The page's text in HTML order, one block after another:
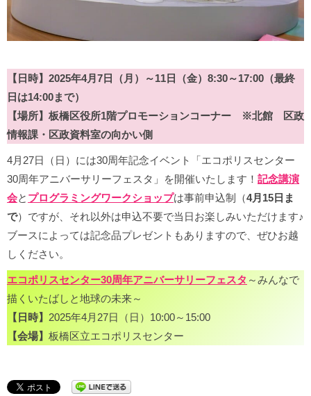
【日時】2025年4月7日（月）～11日（金）8:30～17:00（最終
日は14:00まで）
【場所】板橋区役所1階プロモーションコーナー ※北館 区政
情報課・区政資料室の向かい側
4月27日（日）には30周年記念イベント「エコポリスセンター
30周年アニバーサリーフェスタ」を開催いたします！ 記念講演
会と プログラミングワークショップは事前申込制（4月15日ま
で）ですが、それ以外は申込不要で当日お楽しみいただけます♪
ブースによっては記念品プレゼントもありますので、ぜひお越
しください。
エコポリスセンター30周年アニバーサリーフェスタ ～みんなで
描くいたばしと地球の未来～
【日時】 2025年4月27日（日）10:00～15:00
【会場】 板橋区立エコポリスセンター